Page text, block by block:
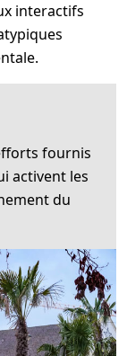
interactifs
fournis
activent les
du